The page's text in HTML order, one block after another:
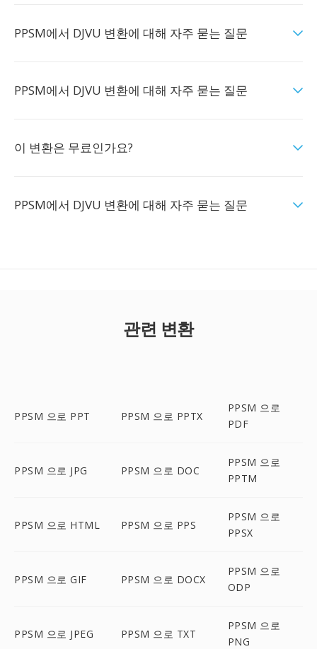
PPSM에서 DJVU 변환에 대해 자주 묻는 질문
PPSM에서 DJVU 변환에 대해 자주 묻는 질문
이 변환은 무료인가요?
PPSM에서 DJVU 변환에 대해 자주 묻는 질문
관련 변환
PPSM 으로 PPT PPSM 으로 PPTX
PPSM 으로
PDF
PPSM 으로 JPG PPSM 으로 DOC
PPSM 으로
PPTM
PPSM 으로 HTML PPSM 으로 PPS
PPSM 으로
PPSX
PPSM 으로 GIF PPSM 으로 DOCX
PPSM 으로
ODP
PPSM 으로 JPEG PPSM 으로 TXT
PPSM 으로
PNG